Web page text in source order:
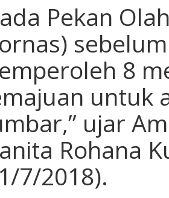
Pekan
8
untuk
ujar
Rohana
7/2018).